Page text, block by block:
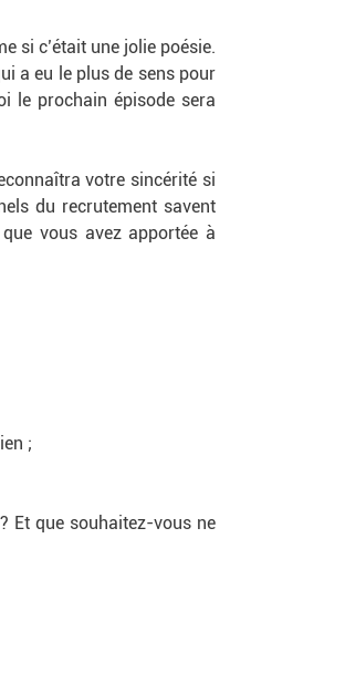
si c’était une jolie poésie.
a eu le plus de sens pour
le prochain épisode sera
votre sincérité si
du recrutement savent
vous avez apportée à
;
Et que souhaitez-vous ne